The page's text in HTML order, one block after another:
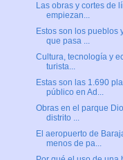
Las obras y cortes de
empiezan...
Estos son los pueblos
que pasa ...
Cultura, tecnología y
turista...
Estas son las 1.690
público en Ad...
Obras en el parque
distrito ...
El aeropuerto de
menos de pa...